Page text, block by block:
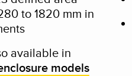
to 1820 mm in
available in
models